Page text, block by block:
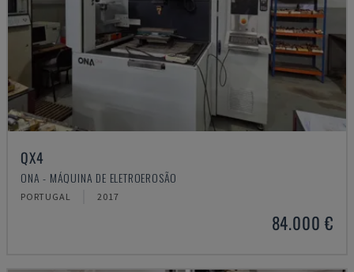
QX4
ONA - MÁQUINA DE ELETROEROSÃO
PORTUGAL 2017
84.000 €